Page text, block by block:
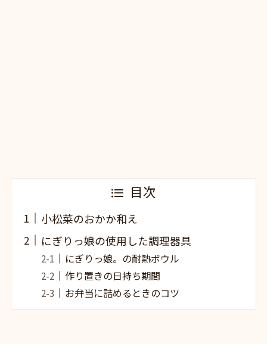
目次
小松菜のおかか和え
にぎりっ娘の使用した調理器具
にぎりっ娘。の耐熱ボウル
作り置きの日持ち期間
お弁当に詰めるときのコツ